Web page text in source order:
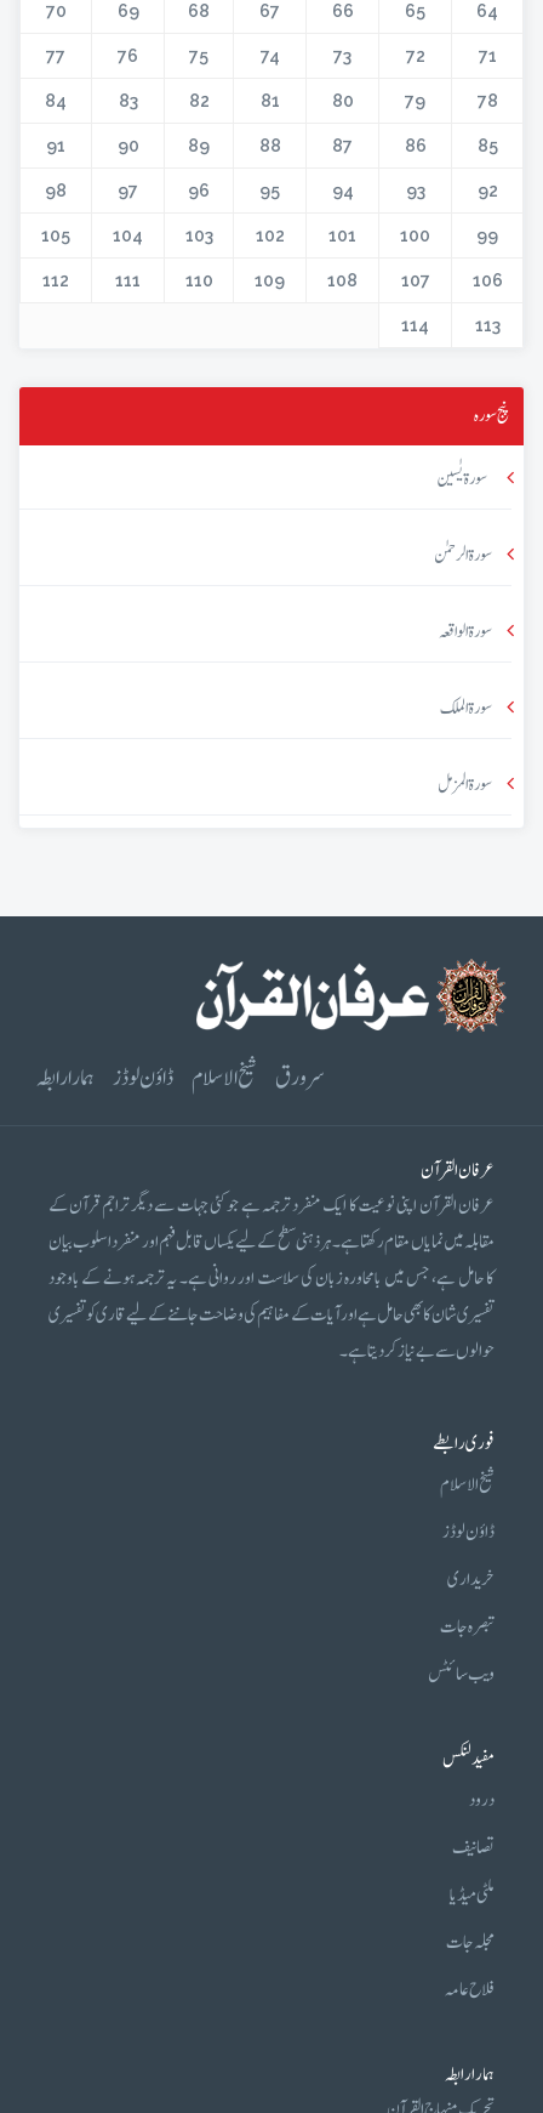
64
65
66
67
68
69
70
71
72
73
74
75
76
77
78
79
80
81
82
83
84
85
86
87
88
89
90
91
92
93
94
95
96
97
98
99
100
101
102
103
104
105
106
107
108
109
110
111
112
113
114
پنج سورہ
سورۃ یٰسین
سورۃ الرحمٰن
سورۃ الواقعہ
سورۃ الملک
سورۃ المزمل
سرورق شیخ الاسلام ڈاؤن لوڈز ہمارا رابطہ
عرفان القرآن
عرفان القرآن اپنی نوعیت کا ایک منفرد ترجمہ ہے جو کئی جہات سے دیگر تراجم قرآن کے
مقابلہ میں نمایاں مقام رکھتا ہے۔ ہر ذہنی سطح کے لیے یکساں قابل فہم اور منفرد اسلوب بیان
کا حامل ہے، جس میں بامحاورہ زبان کی سلاست اور روانی ہے۔ یہ ترجمہ ہونے کے باوجود
تفسیری شان کا بھی حامل ہے اور آیات کے مفاہیم کی وضاحت جاننے کے لیے قاری کو تفسیری
حوالوں سے بے نیاز کر دیتا ہے۔
فوری رابطے
شیخ الاسلام
ڈاؤن لوڈز
خریداری
تبصرہ جات
ویب سائٹس
مفید لنکس
درود
تصانیف
ملٹی میڈیا
مجلہ جات
فلاح عامہ
ہمارا رابطہ